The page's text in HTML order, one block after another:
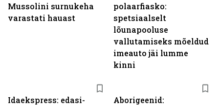
Mussolini surnukeha
varastati hauast
polaarfiasko:
spetsiaalselt
lõunapooluse
vallutamiseks mõeldud
imeauto jäi lumme
kinni
Idaekspress: edasi-
Aborigeenid: